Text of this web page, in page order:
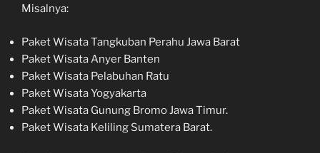
Misalnya:
Paket Wisata Tangkuban Perahu Jawa Barat
Paket Wisata Anyer Banten
Paket Wisata Pelabuhan Ratu
Paket Wisata Yogyakarta
Paket Wisata Gunung Bromo Jawa Timur.
Paket Wisata Keliling Sumatera Barat.